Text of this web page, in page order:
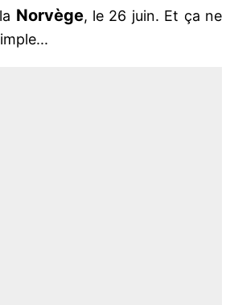
Norvège, le 26 juin. Et ça ne